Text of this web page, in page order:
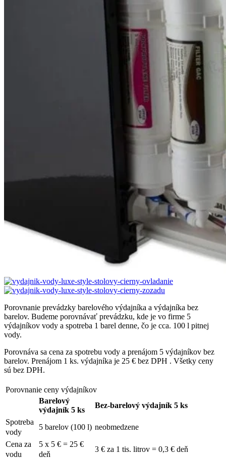
Porovnanie prevádzky barelového výdajníka a výdajníka bez
barelov. Budeme porovnávať prevádzku, kde je vo firme 5
výdajníkov vody a spotreba 1 barel denne, čo je cca. 100 l pitnej
vody.
Porovnáva sa cena za spotrebu vody a prenájom 5 výdajníkov bez
barelov. Prenájom 1 ks. výdajníka je 25 € bez DPH . Všetky ceny
sú bez DPH.
Porovnanie ceny výdajníkov
Barelový
výdajník 5 ks
Bez-barelový výdajník 5 ks
Spotreba
vody
5 barelov (100 l) neobmedzene
Cena za
vodu
5 x 5 € = 25 €
deň
3 € za 1 tis. litrov = 0,3 € deň